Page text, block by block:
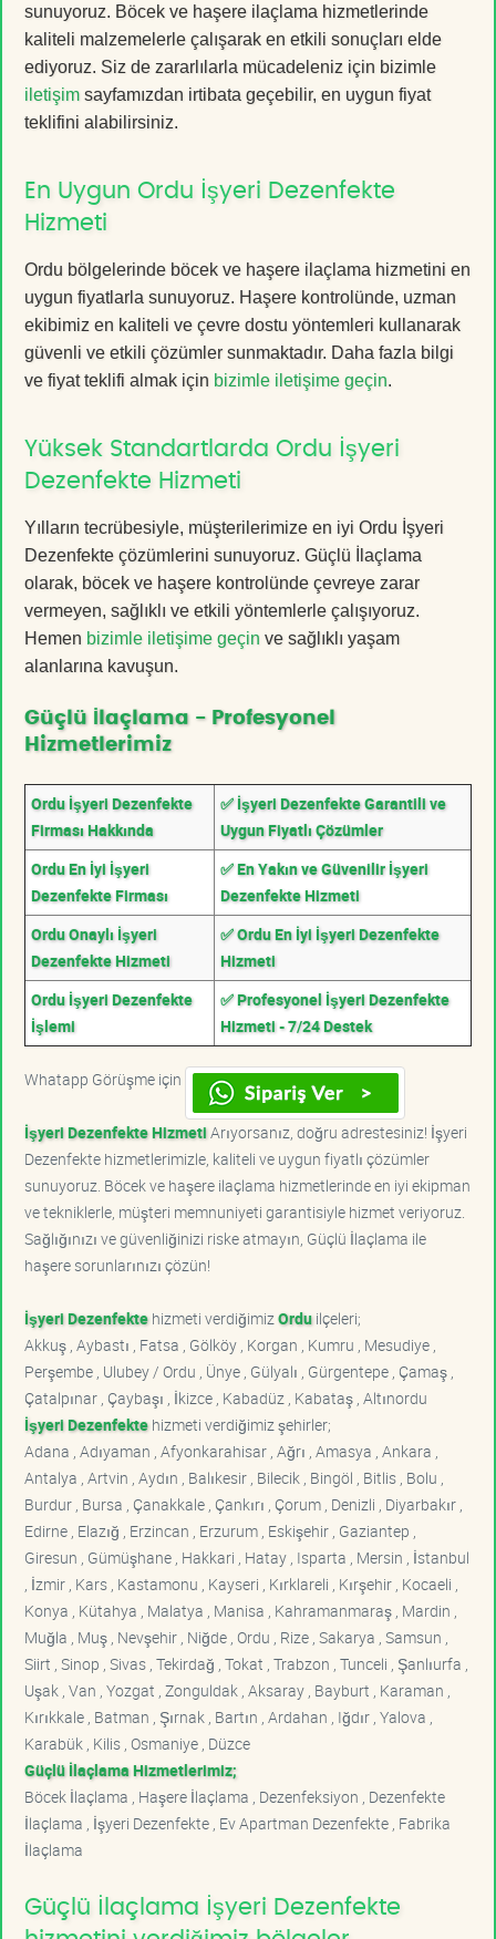
sunuyoruz. Böcek ve haşere ilaçlama hizmetlerinde
kaliteli malzemelerle çalışarak en etkili sonuçları elde
ediyoruz. Siz de zararlılarla mücadeleniz için bizimle
iletişim sayfamızdan irtibata geçebilir, en uygun fiyat
teklifini alabilirsiniz.
En Uygun Ordu İşyeri Dezenfekte
Hizmeti
Ordu bölgelerinde böcek ve haşere ilaçlama hizmetini en
uygun fiyatlarla sunuyoruz. Haşere kontrolünde, uzman
ekibimiz en kaliteli ve çevre dostu yöntemleri kullanarak
güvenli ve etkili çözümler sunmaktadır. Daha fazla bilgi
ve fiyat teklifi almak için bizimle iletişime geçin.
Yüksek Standartlarda Ordu İşyeri
Dezenfekte Hizmeti
Yılların tecrübesiyle, müşterilerimize en iyi Ordu İşyeri
Dezenfekte çözümlerini sunuyoruz. Güçlü İlaçlama
olarak, böcek ve haşere kontrolünde çevreye zarar
vermeyen, sağlıklı ve etkili yöntemlerle çalışıyoruz.
Hemen bizimle iletişime geçin ve sağlıklı yaşam
alanlarına kavuşun.
Güçlü İlaçlama - Profesyonel
Hizmetlerimiz
Ordu İşyeri Dezenfekte
Firması Hakkında
✅ İşyeri Dezenfekte Garantili ve
Uygun Fiyatlı Çözümler
Ordu En İyi İşyeri
Dezenfekte Firması
✅ En Yakın ve Güvenilir İşyeri
Dezenfekte Hizmeti
Ordu Onaylı İşyeri
Dezenfekte Hizmeti
✅ Ordu En İyi İşyeri Dezenfekte
Hizmeti
Ordu İşyeri Dezenfekte
İşlemi
✅ Profesyonel İşyeri Dezenfekte
Hizmeti - 7/24 Destek
Whatapp Görüşme için
İşyeri Dezenfekte HizmetiArıyorsanız, doğru adrestesiniz! İşyeri
Dezenfekte hizmetlerimizle, kaliteli ve uygun fiyatlı çözümler
sunuyoruz. Böcek ve haşere ilaçlama hizmetlerinde en iyi ekipman
ve tekniklerle, müşteri memnuniyeti garantisiyle hizmet veriyoruz.
Sağlığınızı ve güvenliğinizi riske atmayın, Güçlü İlaçlama ile
haşere sorunlarınızı çözün!
İşyeri Dezenfektehizmeti verdiğimiz Orduilçeleri;
Akkuş , Aybastı , Fatsa , Gölköy , Korgan , Kumru , Mesudiye ,
Perşembe , Ulubey / Ordu , Ünye , Gülyalı , Gürgentepe , Çamaş ,
Çatalpınar , Çaybaşı , İkizce , Kabadüz , Kabataş , Altınordu
İşyeri Dezenfektehizmeti verdiğimiz şehirler;
Adana , Adıyaman , Afyonkarahisar , Ağrı , Amasya , Ankara ,
Antalya , Artvin , Aydın , Balıkesir , Bilecik , Bingöl , Bitlis , Bolu ,
Burdur , Bursa , Çanakkale , Çankırı , Çorum , Denizli , Diyarbakır ,
Edirne , Elazığ , Erzincan , Erzurum , Eskişehir , Gaziantep ,
Giresun , Gümüşhane , Hakkari , Hatay , Isparta , Mersin , İstanbul
, İzmir , Kars , Kastamonu , Kayseri , Kırklareli , Kırşehir , Kocaeli ,
Konya , Kütahya , Malatya , Manisa , Kahramanmaraş , Mardin ,
Muğla , Muş , Nevşehir , Niğde , Ordu , Rize , Sakarya , Samsun ,
Siirt , Sinop , Sivas , Tekirdağ , Tokat , Trabzon , Tunceli , Şanlıurfa ,
Uşak , Van , Yozgat , Zonguldak , Aksaray , Bayburt , Karaman ,
Kırıkkale , Batman , Şırnak , Bartın , Ardahan , Iğdır , Yalova ,
Karabük , Kilis , Osmaniye , Düzce
Güçlü İlaçlama Hizmetlerimiz;
Böcek İlaçlama , Haşere İlaçlama , Dezenfeksiyon , Dezenfekte
İlaçlama , İşyeri Dezenfekte , Ev Apartman Dezenfekte , Fabrika
İlaçlama
Güçlü İlaçlama İşyeri Dezenfekte